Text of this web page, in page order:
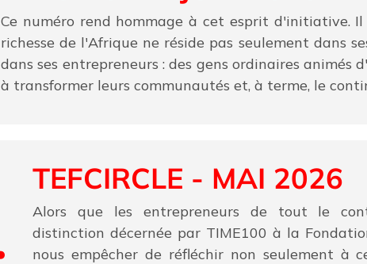
Ce numéro rend hommage à cet esprit d'initiative.
richesse de l'Afrique ne réside pas seulement dans
dans ses entrepreneurs : des gens ordinaires
à transformer leurs communautés et, à terme, le
TEFCIRCLE - MAI 2026
Alors que les entrepreneurs de tout le
distinction décernée par TIME100 à la
nous empêcher de réfléchir non seulement à